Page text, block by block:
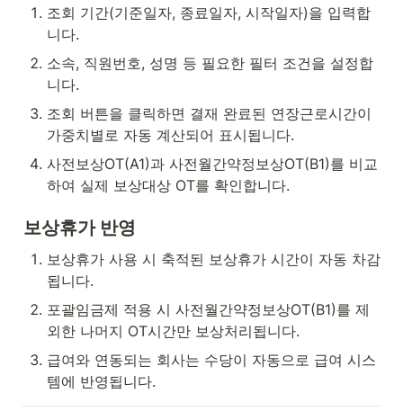
조회 기간(기준일자, 종료일자, 시작일자)을 입력합
니다.
소속, 직원번호, 성명 등 필요한 필터 조건을 설정합
니다.
조회 버튼을 클릭하면 결재 완료된 연장근로시간이
가중치별로 자동 계산되어 표시됩니다.
사전보상OT(A1)과 사전월간약정보상OT(B1)를 비교
하여 실제 보상대상 OT를 확인합니다.
보상휴가 반영
보상휴가 사용 시 축적된 보상휴가 시간이 자동 차감
됩니다.
포괄임금제 적용 시 사전월간약정보상OT(B1)를 제
외한 나머지 OT시간만 보상처리됩니다.
급여와 연동되는 회사는 수당이 자동으로 급여 시스
템에 반영됩니다.